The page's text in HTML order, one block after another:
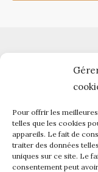
Pour offrir les
telles que les cookies
appareils. Le fait de
traiter des données
uniques sur ce site. Le
consentement peut
160,